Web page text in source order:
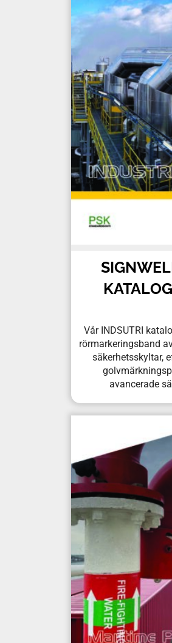
Vår INDSUTRI
rörmarkeringsband
säkerhetsskyltar,
avancerade